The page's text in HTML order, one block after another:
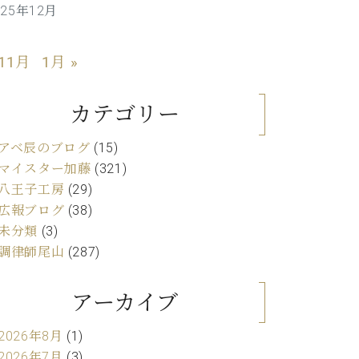
年12月
月 1月 »
カテゴリー
アベ辰のブログ (15)
イスター加藤 (321)
八王子工房 (29)
広報ブログ (38)
分類 (3)
律師尾山 (287)
アーカイブ
年8月 (1)